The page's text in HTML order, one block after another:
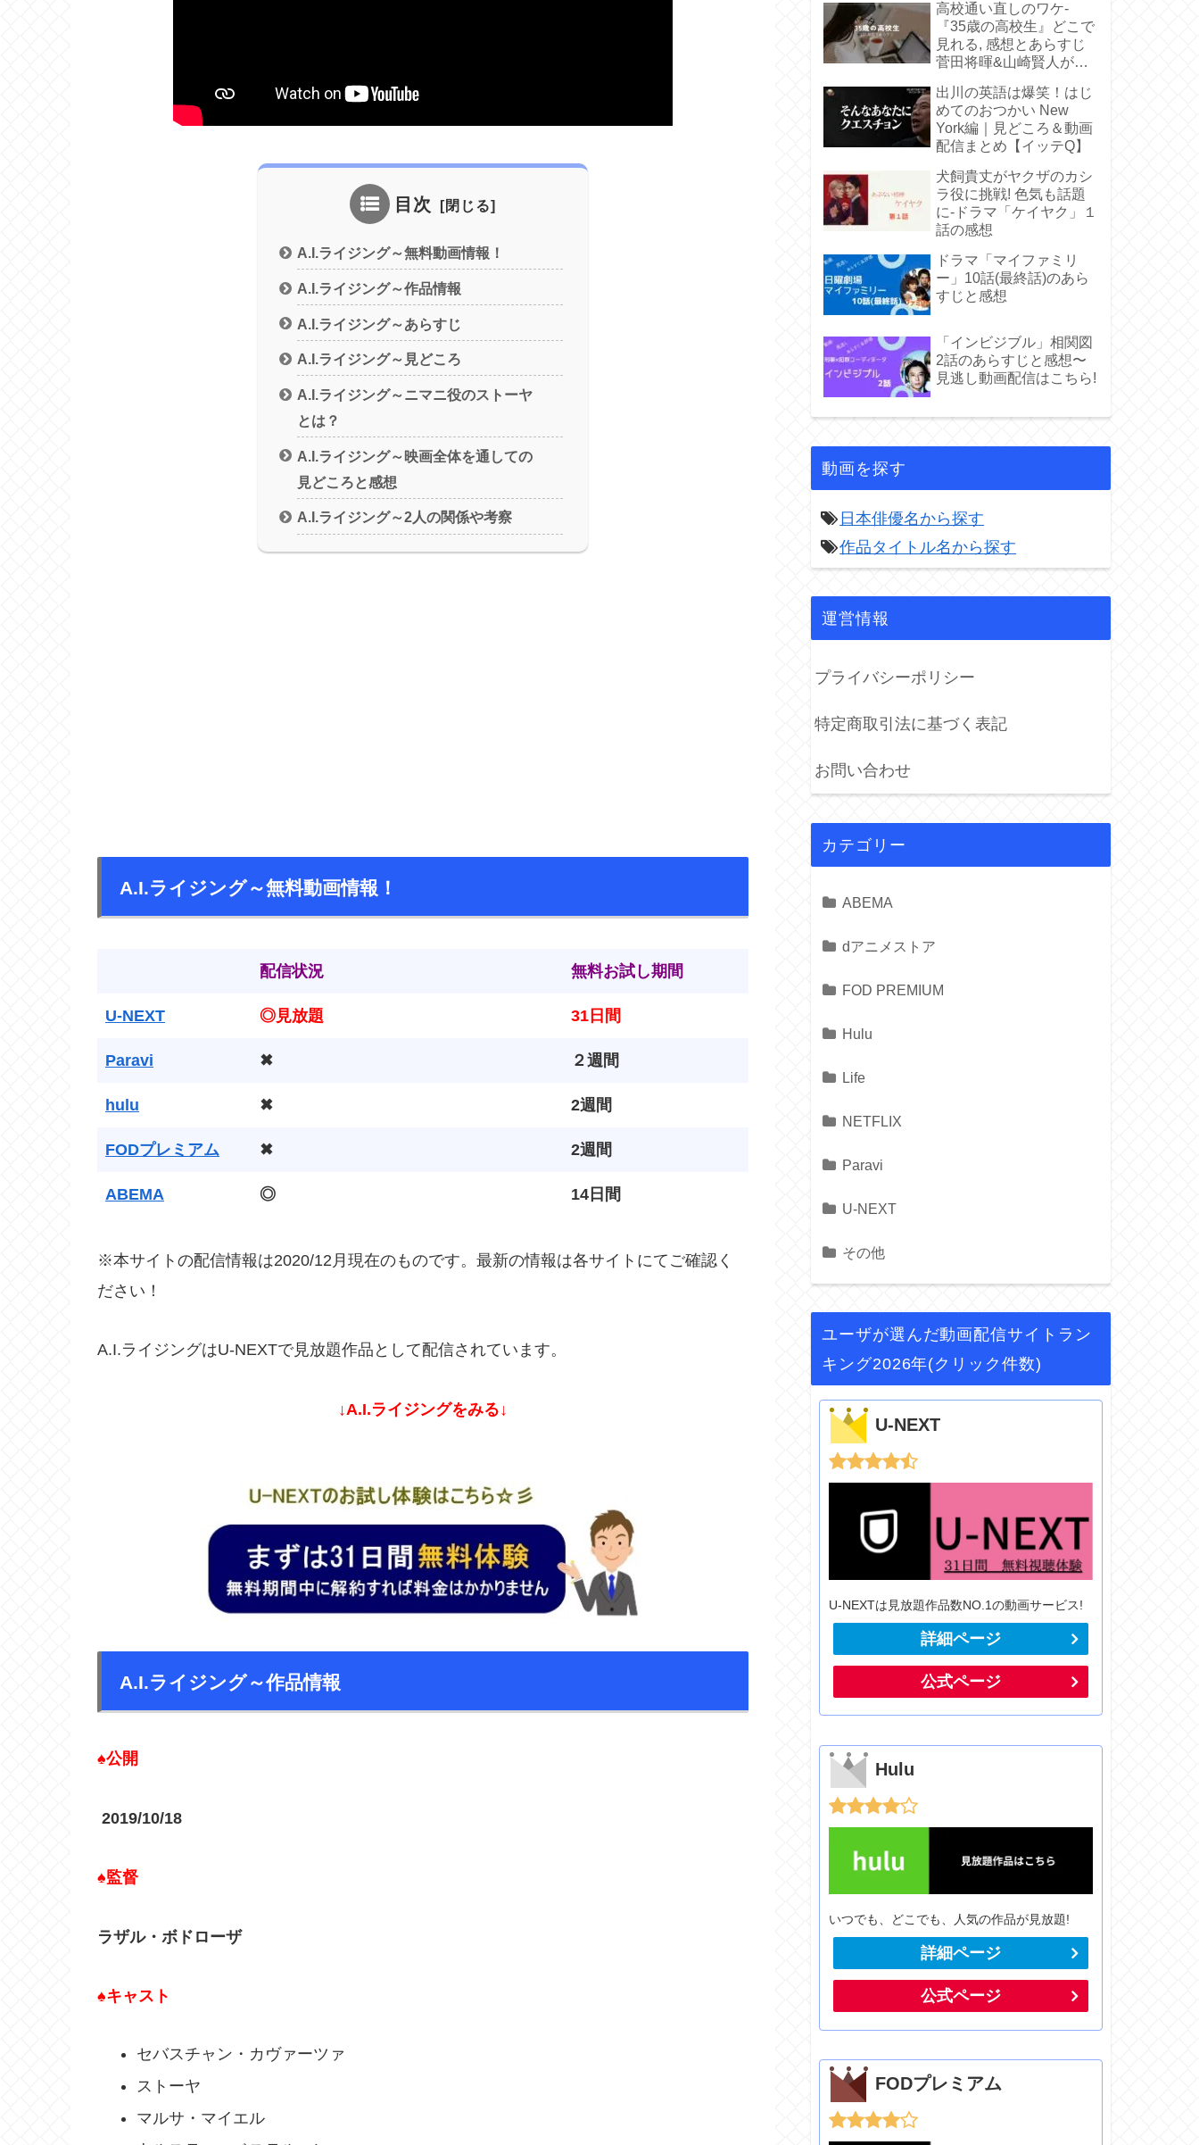
目次
A.I.ライジング～無料動画情報！
A.I.ライジング～作品情報
A.I.ライジング～あらすじ
A.I.ライジング～見どころ
A.I.ライジング～ニマニ役のストーヤ
とは？
A.I.ライジング～映画全体を通しての
見どころと感想
A.I.ライジング～2人の関係や考察
A.I.ライジング～無料動画情報！
配信状況 無料お試し期間
U-NEXT ◎見放題 31日間
Paravi ✖ ２週間
hulu ✖ 2週間
FODプレミアム ✖ 2週間
ABEMA ◎ 14日間
※本サイトの配信情報は2020/12月現在のものです。最新の情報は各サイトにてご確認く
ださい！
A.I.ライジングはU-NEXTで見放題作品として配信されています。
↓A.I.ライジングをみる↓
A.I.ライジング～作品情報
♠公開
2019/10/18
♠監督
ラザル・ボドローザ
♠キャスト
セバスチャン・カヴァーツァ
ストーヤ
マルサ・マイエル
高校通い直しのワケ-
『35歳の高校生』どこで
見れる, 感想とあらすじ
菅田将暉&山崎賢人が若
出川の英語は爆笑！はじ
めてのおつかい New
York編｜見どころ＆動画
配信まとめ【イッテQ】
犬飼貴丈がヤクザのカシ
ラ役に挑戦! 色気も話題
に-ドラマ「ケイヤク」１
話の感想
ドラマ「マイファミリ
ー」10話(最終話)のあら
すじと感想
「インビジブル」相関図
2話のあらすじと感想〜
見逃し動画配信はこちら!
動画を探す
 日本俳優名から探す
作品タイトル名から探す
運営情報
プライバシーポリシー
特定商取引法に基づく表記
お問い合わせ
カテゴリー
ABEMA
dアニメストア
FOD PREMIUM
Hulu
Life
NETFLIX
Paravi
U-NEXT
その他
ユーザが選んだ動画配信サイトラン
キング2026年(クリック件数)
U-NEXT
U-NEXTは見放題作品数NO.1の動画サービス!
詳細ページ
公式ページ
Hulu
いつでも、どこでも、人気の作品が見放題!
詳細ページ
公式ページ
FODプレミアム